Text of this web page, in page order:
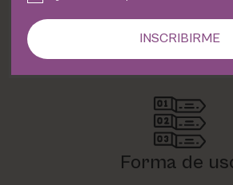
tratamiento intensivo antioxidante,
iluminador! Compra ahora y
asombrosos que puedes obtener.
Forma de
INSCRIBIRME